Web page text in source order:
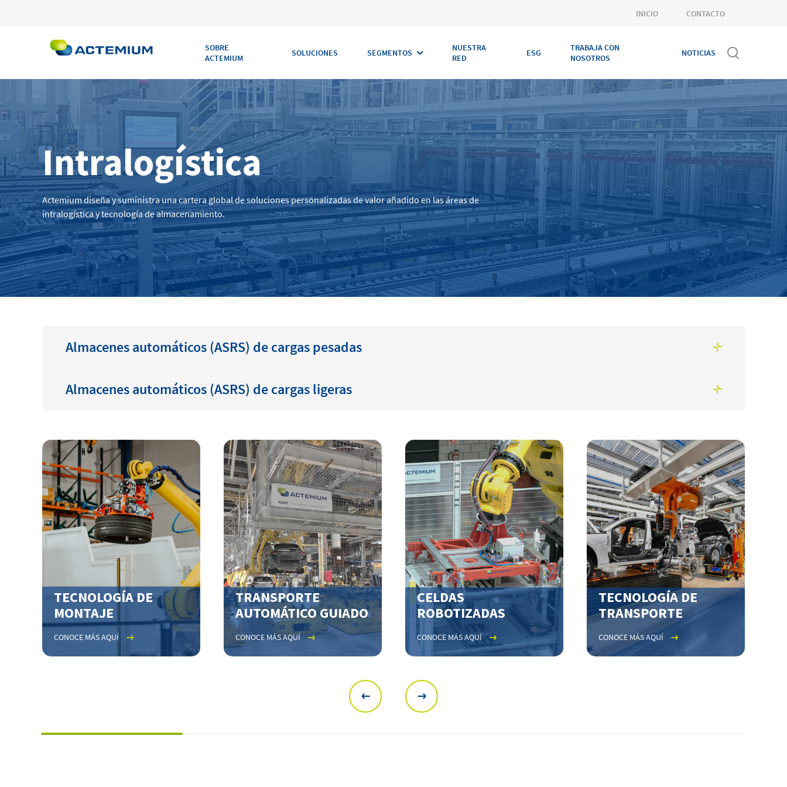
INICIO CONTACTO
SOBRE
ACTEMIUM
SOLUCIONES SEGMENTOS
NUESTRA
RED
ESG
TRABAJA CON
NOSOTROS
NOTICIAS
Buscar:
Intralogística
Actemium diseña y suministra una cartera global de soluciones personalizadas de valor añadido en las áreas de
intralogística y tecnología de almacenamiento.
Almacenes automáticos (ASRS) de cargas pesadas
Almacenes automáticos (ASRS) de cargas ligeras
TECNOLOGÍA DE
MONTAJE
CONOCE MÁS AQUÍ
TRANSPORTE
AUTOMÁTICO GUIADO
CONOCE MÁS AQUÍ
CELDAS
ROBOTIZADAS
CONOCE MÁS AQUÍ
TECNOLOGÍA DE
TRANSPORTE
CONOCE MÁS AQUÍ